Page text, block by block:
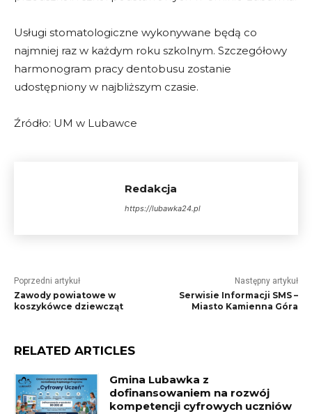
Usługi stomatologiczne wykonywane będą co
najmniej raz w każdym roku szkolnym. Szczegółowy
harmonogram pracy dentobusu zostanie
udostępniony w najbliższym czasie.
Źródło: UM w Lubawce
Redakcja
https://lubawka24.pl
Poprzedni artykuł
Zawody powiatowe w
koszykówce dziewcząt
Następny artykuł
Serwisie Informacji SMS –
Miasto Kamienna Góra
RELATED ARTICLES
Gmina Lubawka z
dofinansowaniem na rozwój
kompetencji cyfrowych uczniów